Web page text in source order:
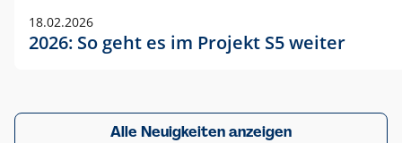
18.02.2026
2026: So geht es im Projekt S5 weiter
Alle Neuigkeiten anzeigen